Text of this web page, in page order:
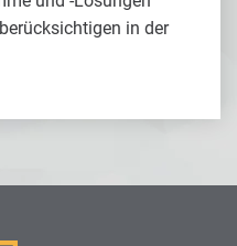
in der